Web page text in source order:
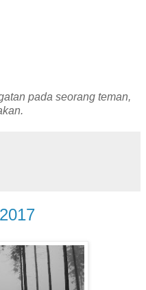
pada seorang teman,